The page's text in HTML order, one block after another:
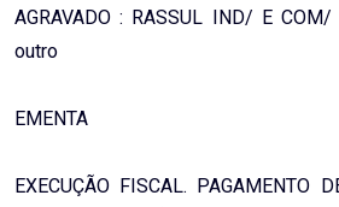
AGRAVADO : RASSUL IND/ E
outro
EMENTA
EXECUÇÃO FISCAL. PAGAMENTO